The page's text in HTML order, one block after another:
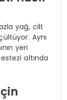
yağ, cilt
Aynı
yeri
altında